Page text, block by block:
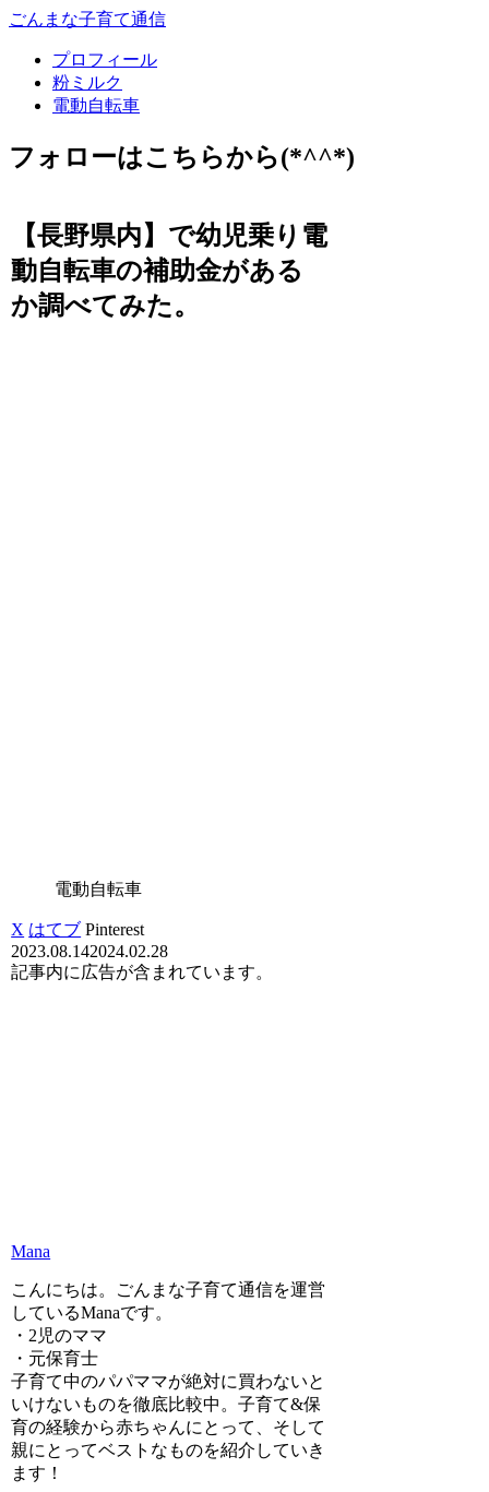
ごんまな子育て通信
プロフィール
粉ミルク
電動自転車
フォローはこちらから(*^^*)
【長野県内】で幼児乗り電
動自転車の補助金がある
か調べてみた。
電動自転車
X はてブ Pinterest
2023.08.142024.02.28
記事内に広告が含まれています。
Mana
こんにちは。ごんまな子育て通信を運営
しているManaです。
・2児のママ
・元保育士
子育て中のパパママが絶対に買わないと
いけないものを徹底比較中。子育て&保
育の経験から赤ちゃんにとって、そして
親にとってベストなものを紹介していき
ます！